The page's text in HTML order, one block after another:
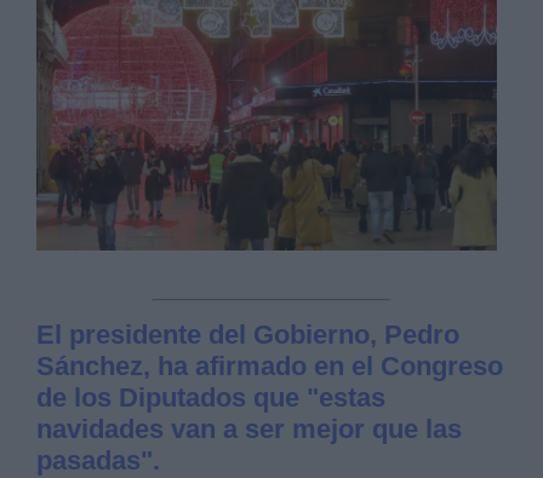
El presidente del Gobierno, Pedro
Sánchez, ha afirmado en el Congreso
de los Diputados que "estas
navidades van a ser mejor que las
pasadas".